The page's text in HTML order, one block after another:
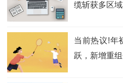
缆斩获多区域
当前热议!年
跃，新增重